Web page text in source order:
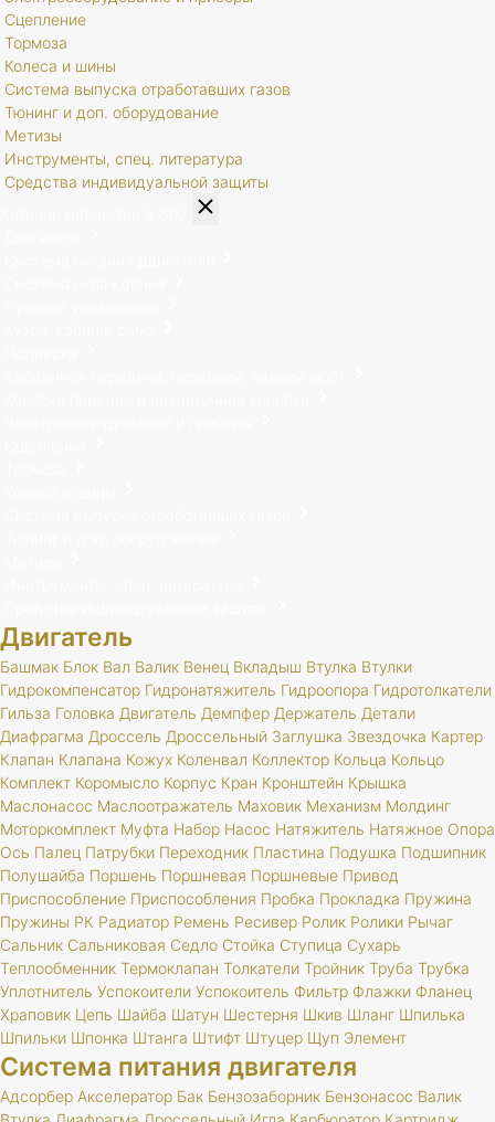
Сцепление
Тормоза
Колеса и шины
Система выпуска отработавших газов
Тюнинг и доп. оборудование
Метизы
Инструменты, спец. литература
Средства индивидуальной защиты
Двигатель
Башмак Блок Вал Валик Венец Вкладыш Втулка Втулки
Гидрокомпенсатор Гидронатяжитель Гидроопора Гидротолкатели
Гильза Головка Двигатель Демпфер Держатель Детали
Диафрагма Дроссель Дроссельный Заглушка Звездочка Картер
Клапан Клапана Кожух Коленвал Коллектор Кольца Кольцо
Комплект Коромысло Корпус Кран Кронштейн Крышка
Маслонасос Маслоотражатель Маховик Механизм Молдинг
Моторкомплект Муфта Набор Насос Натяжитель Натяжное Опора
Ось Палец Патрубки Переходник Пластина Подушка Подшипник
Полушайба Поршень Поршневая Поршневые Привод
Приспособление Приспособления Пробка Прокладка Пружина
Пружины РК Радиатор Ремень Ресивер Ролик Ролики Рычаг
Сальник Сальниковая Седло Стойка Ступица Сухарь
Теплообменник Термоклапан Толкатели Тройник Труба Трубка
Уплотнитель Успокоители Успокоитель Фильтр Флажки Фланец
Храповик Цепь Шайба Шатун Шестерня Шкив Шланг Шпилька
Шпильки Шпонка Штанга Штифт Штуцер Щуп Элемент
Система питания двигателя
Адсорбер Акселератор Бак Бензозаборник Бензонасос Валик